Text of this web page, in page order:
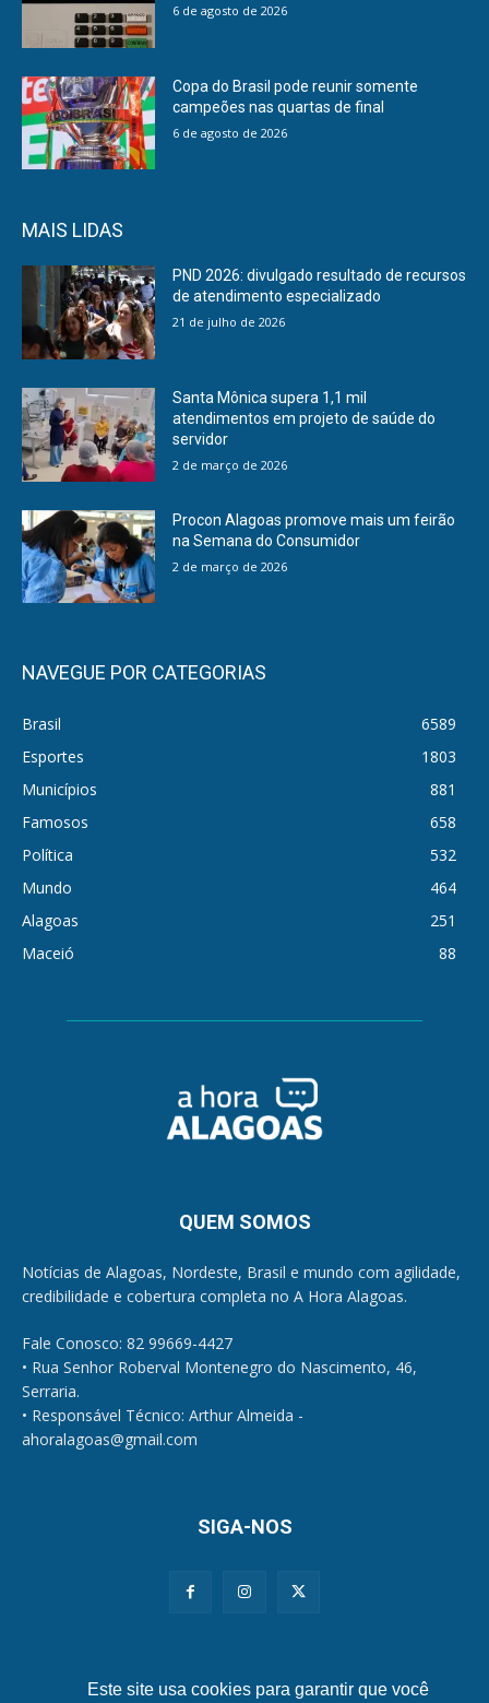
6 de agosto de 2026
Copa do Brasil pode reunir somente
campeões nas quartas de final
6 de agosto de 2026
MAIS LIDAS
PND 2026: divulgado resultado de recursos
de atendimento especializado
21 de julho de 2026
Santa Mônica supera 1,1 mil
atendimentos em projeto de saúde do
servidor
2 de março de 2026
Procon Alagoas promove mais um feirão
na Semana do Consumidor
2 de março de 2026
NAVEGUE POR CATEGORIAS
Brasil
6589
Esportes
1803
Municípios
881
Famosos
658
Política
532
Mundo
464
Alagoas
251
Maceió
88
QUEM SOMOS
Notícias de Alagoas, Nordeste, Brasil e mundo com agilidade,
credibilidade e cobertura completa no A Hora Alagoas.
Fale Conosco: 82 99669-4427
• Rua Senhor Roberval Montenegro do Nascimento, 46,
Serraria.
• Responsável Técnico: Arthur Almeida -
ahoralagoas@gmail.com
SIGA-NOS
Este site usa cookies para garantir que você